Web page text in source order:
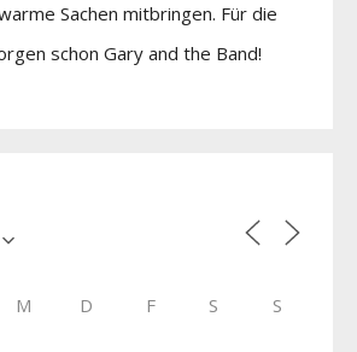
Sachen mitbringen. Für die
schon Gary and the Band!
M D F S S